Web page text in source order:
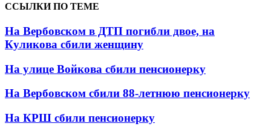
ССЫЛКИ ПО ТЕМЕ
На Вербовском в ДТП погибли двое, на
Куликова сбили женщину
На улице Войкова сбили пенсионерку
На Вербовском сбили 88-летнюю пенсионерку
На КРШ сбили пенсионерку